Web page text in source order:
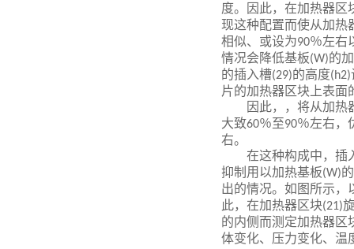
度。因此，在加热器区
现这种配置而使从加热
相似、或设为90％左右
情况会降低基板(W)的
的插入槽(29)的高度(h2)
片的加热器区块上表面
因此，，将从加热
大致60％至90％左右，
右。
在这种构成中，插
抑制用以加热基板(W)
出的情况。如图所示，
此，在加热器区块(21)
的内侧而测定加热器区
体变化、压力变化、温